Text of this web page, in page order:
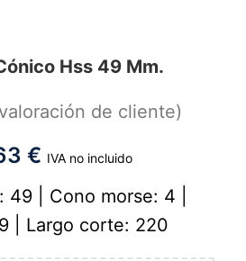
Hss 49 Mm.
valoración de cliente)
€ IVA no incluido
49 | Cono morse: 4 |
| Largo corte: 220